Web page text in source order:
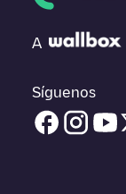
comprueba en la
está más cerca
vehículos
en superficie y la
A
Síguenos